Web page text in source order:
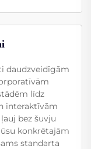
daudzveidīgām
līdz
interaktīvām
bez šuvju
konkrētajām
standarta